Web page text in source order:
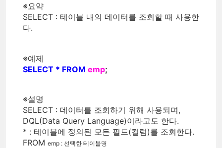
※요약
SELECT : 테이블 내의 데이터를 조회할 때 사용한
다.
※예제
SELECT * FROM emp;
※설명
SELECT : 데이터를 조회하기 위해 사용되며,
DQL(Data Query Language)이라고도 한다.
* : 테이블에 정의된 모든 필드(컬럼)를 조회한다.
FROM emp : 선택한 테이블명